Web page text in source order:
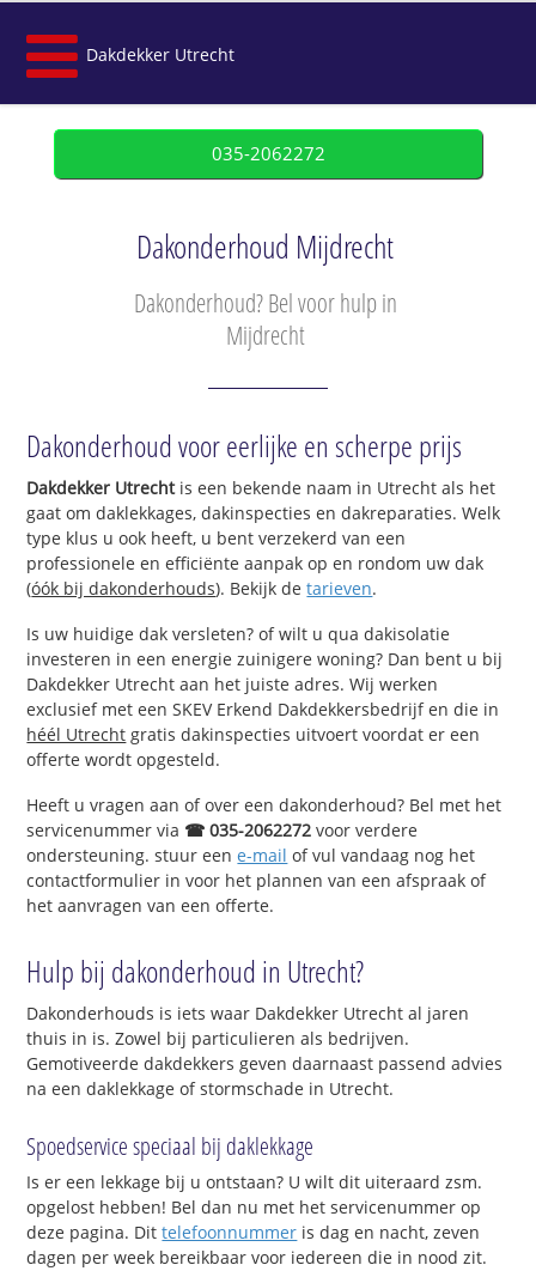
Dakdekker Utrecht
035-2062272
Dakonderhoud Mijdrecht
Dakonderhoud? Bel voor hulp in
Mijdrecht
Dakonderhoud voor eerlijke en scherpe prijs
Dakdekker Utrechtis een bekende naam in Utrecht als het
gaat om daklekkages, dakinspecties en dakreparaties. Welk
type klus u ook heeft, u bent verzekerd van een
professionele en efficiënte aanpak op en rondom uw dak
(óók bij dakonderhouds). Bekijk detarieven.
Is uw huidige dak versleten? of wilt u qua dakisolatie
investeren in een energie zuinigere woning? Dan bent u bij
Dakdekker Utrecht aan het juiste adres. Wij werken
exclusief met een SKEV Erkend Dakdekkersbedrijf en die in
héél Utrecht gratis dakinspecties uitvoert voordat er een
offerte wordt opgesteld.
Heeft u vragen aan of over een dakonderhoud? Bel met het
servicenummer via ☎ 035-2062272 voor verdere
ondersteuning. stuur eene-mail of vul vandaag nog het
contactformulier in voor het plannen van een afspraak of
het aanvragen van een offerte.
Hulp bij dakonderhoud in Utrecht?
Dakonderhouds is iets waar Dakdekker Utrecht al jaren
thuis in is. Zowel bij particulieren als bedrijven.
Gemotiveerde dakdekkers geven daarnaast passend advies
na een daklekkage of stormschade in Utrecht.
Spoedservice speciaal bij daklekkage
Is er een lekkage bij u ontstaan? U wilt dit uiteraard zsm.
opgelost hebben! Bel dan nu met het servicenummer op
deze pagina. Dittelefoonnummer is dag en nacht, zeven
dagen per week bereikbaar voor iedereen die in nood zit.